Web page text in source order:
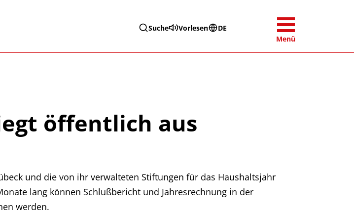
Suche Vorlesen
DE
Menü
öffentlich aus
und die von ihr verwalteten Stiftungen für das Haushaltsjahr
lang können Schlußbericht und Jahresrechnung in der
werden.